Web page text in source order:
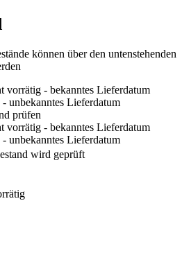
können über den untenstehenden
vorrätig - bekanntes Lieferdatum
unbekanntes Lieferdatum
prüfen
vorrätig - bekanntes Lieferdatum
unbekanntes Lieferdatum
wird geprüft